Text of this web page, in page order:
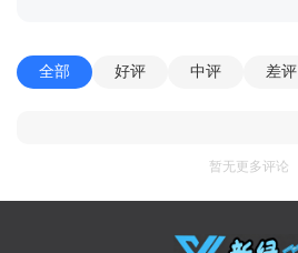
全部 好评 中评 差评
暂无更多评论